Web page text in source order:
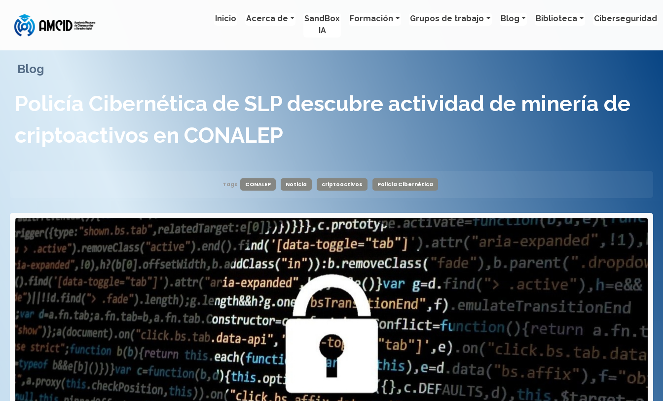
Inicio Acerca de
SandBox
IA
Formación Grupos de trabajo Blog Biblioteca Ciberseguridad
Blog
Policía Cibernética de SLP descubre actividad de minería de
criptoactivos en CONALEP
Tags CONALEP Noticia criptoactivos Policía Cibernética